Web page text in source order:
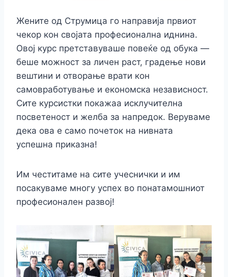
Жените од Струмица го направија првиот
чекор кон својата професионална иднина.
Овој курс претставуваше повеќе од обука —
беше можност за личен раст, градење нови
вештини и отворање врати кон
самовработување и економска независност.
Сите курсистки покажаа исклучителна
посветеност и желба за напредок. Веруваме
дека ова е само почеток на нивната
успешна приказна!
Им честитаме на сите учеснички и им
посакуваме многу успех во понатамошниот
професионален развој!